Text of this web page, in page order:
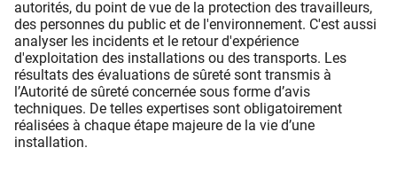
autorités, du point de vue de la protection des travailleurs,
des personnes du public et de l'environnement. C'est aussi
analyser les incidents et le retour d'expérience
d'exploitation des installations ou des transports. Les
résultats des évaluations de sûreté sont transmis à
l’Autorité de sûreté concernée sous forme d’avis
techniques. De telles expertises sont obligatoirement
réalisées à chaque étape majeure de la vie d’une
installation.